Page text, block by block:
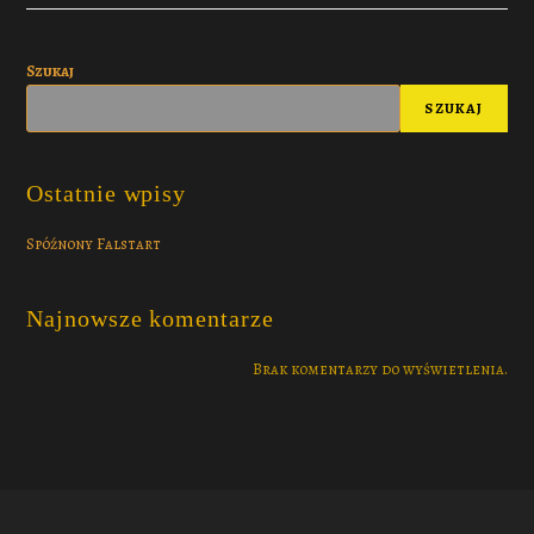
Szukaj
SZUKAJ
Ostatnie wpisy
Spóźnony Falstart
Najnowsze komentarze
Brak komentarzy do wyświetlenia.